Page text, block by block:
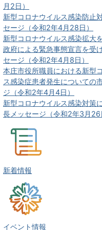
月2日）
新型コロナウイルス感染防止
セージ（令和2年4月28日）
新型コロナウイルス感染拡大
政府による緊急事態宣言を受
セージ（令和2年4月8日）
本庄市役所職員における新型
ス感染症患者発生についての
ジ（令和2年4月4日）
新型コロナウイルス感染対策
長メッセージ（令和2年3月26
新着情報
イベント情報